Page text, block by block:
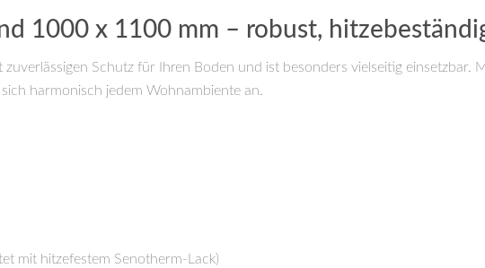
1000 x 1100 mm – robust,
zuverlässigen Schutz für Ihren Boden und ist besonders vielseitig einsetzbar.
harmonisch jedem Wohnambiente an.
mit hitzefestem Senotherm-Lack)